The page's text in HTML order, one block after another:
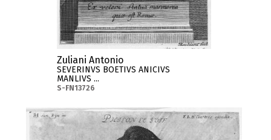
Zuliani Antonio
SEVERINVS BOETIVS ANICIVS
MANLIVS ...
S-FN13726